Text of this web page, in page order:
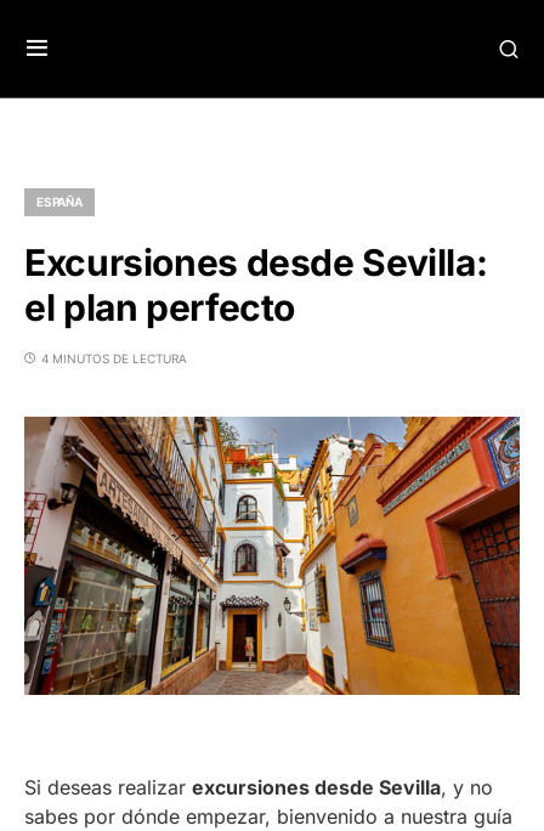
ESPAÑA
Excursiones desde Sevilla:
el plan perfecto
4 MINUTOS DE LECTURA
Si deseas realizar excursiones desde Sevilla, y no
sabes por dónde empezar, bienvenido a nuestra guía